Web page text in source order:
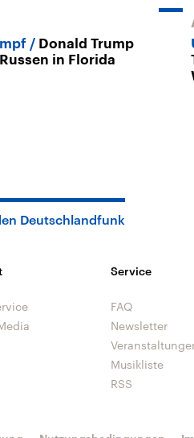
Donald Trump
in Florida
Deutschlandfunk
Service
FAQ
Newsletter
Musikliste
RSS